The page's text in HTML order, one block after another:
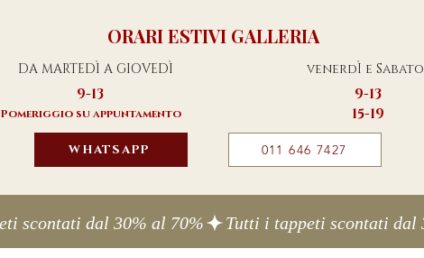
ORARI ESTIVI GALLERIA
DA MARTEDÌ A GIOVEDÌ
9-13
Pomeriggio su appuntamento
WHATSAPP
venerdÌ e Sabato
9-13
15-19
011 646 7427